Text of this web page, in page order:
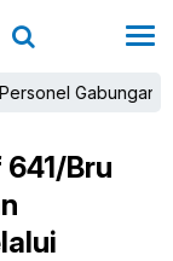
Gabungan dan
Bru